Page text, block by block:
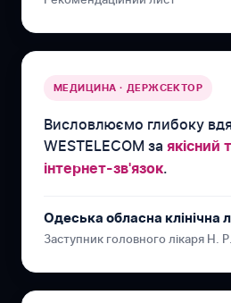
МЕДИЦИНА · ДЕРЖСЕКТОР
Висловлюємо глибоку
WESTELECOM за якісний
інтернет-зв'язок.
Одеська обласна клінічна
Заступник головного лікаря Н.